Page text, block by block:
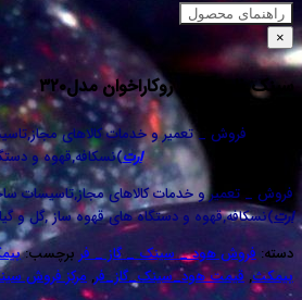
راهنمای محصول
×
سینک ظرفشویی روکاراخوان مدل۳۲۰
فروش _ تعمیر و خدمات کالاهای
ارت)نسکافه,قهوه و
فروش _ تعمیر و خدمات کالاهای مجاز,تاسیسات
ارت)نسکافه,قهوه و دستگاه های قهوه ساز ,گل و
دسته: فروش هود _ سینک _ گاز _ فر برچسب:
بیمکث,قیمت هود_سینک_گاز_فر,مرکز فروش